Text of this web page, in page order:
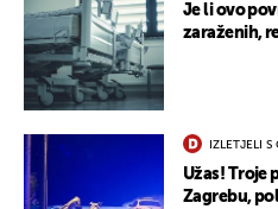
Je li ovo
zaraženih,
IZLETJELI S
Užas! Troje
Zagrebu,